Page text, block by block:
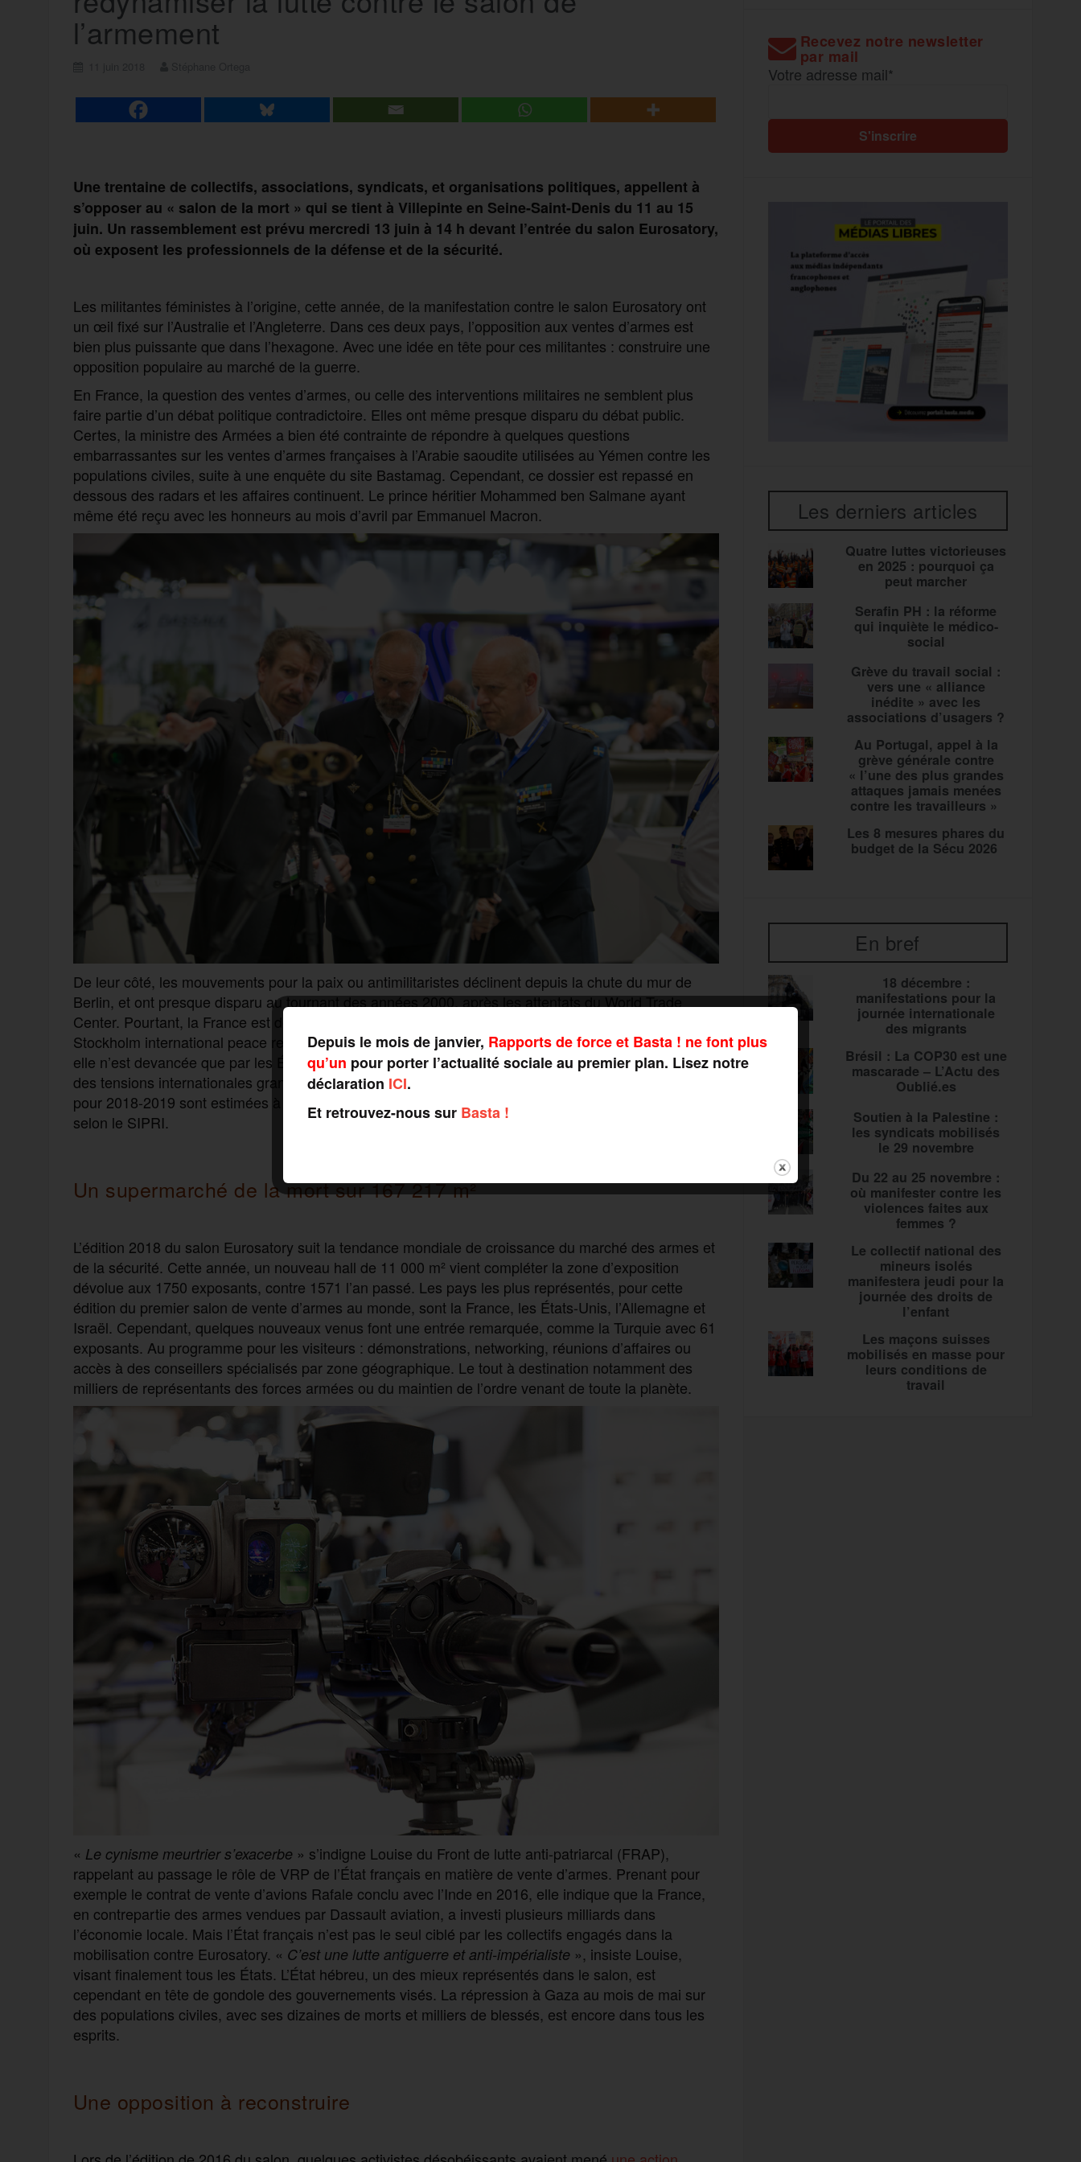
l’armement
Une trentaine de collectifs, associations, syndicats, et organisations politiques, appellent à
s’opposer au « salon de la mort » qui se tient à Villepinte en Seine-Saint-Denis du 11 au 15
juin. Un rassemblement est prévu mercredi 13 juin à 14 h devant l’entrée du salon Eurosatory,
où exposent les professionnels de la défense et de la sécurité.
Les militantes féministes à l’origine, cette année, de la manifestation contre le salon Eurosatory ont
un œil fixé sur l’Australie et l’Angleterre. Dans ces deux pays, l’opposition aux ventes d’armes est
bien plus puissante que dans l’hexagone. Avec une idée en tête pour ces militantes : construire une
opposition populaire au marché de la guerre.
En France, la question des ventes d’armes, ou celle des interventions militaires ne semblent plus
faire partie d’un débat politique contradictoire. Elles ont même presque disparu du débat public.
Certes, la ministre des Armées a bien été contrainte de répondre à quelques questions
embarrassantes sur les ventes d’armes françaises à l’Arabie saoudite utilisées au Yémen contre les
populations civiles, suite à une enquête du site Bastamag. Cependant, ce dossier est repassé en
dessous des radars et les affaires continuent. Le prince héritier Mohammed ben Salmane ayant
même été reçu avec les honneurs au mois d’avril par Emmanuel Macron.
De leur côté, les mouvements pour la paix ou antimilitaristes déclinent depuis la chute du mur de
Berlin, et ont presque disparu au tournant des années 2000, après les attentats du World Trade
Center. Pourtant, la France est devenue la troisième puissance exportatrice d’armes, selon le
Stockholm international peace research institute (SIPRI). Avec 5,2 milliards de dollars d’exportations,
elle n’est devancée que par les États-Unis et la Russie, sur un marché en forte croissance. Signe
des tensions internationales grandissantes, les prévisions de dépenses en armement dans le monde
pour 2018-2019 sont estimées à + 9 %. En 2016, elles totalisaient déjà 549 milliards de dollars,
selon le SIPRI.
Un supermarché de la mort sur 167 217 m²
L’édition 2018 du salon Eurosatory suit la tendance mondiale de croissance du marché des armes et
de la sécurité. Cette année, un nouveau hall de 11 000 m² vient compléter la zone d’exposition
dévolue aux 1750 exposants, contre 1571 l’an passé. Les pays les plus représentés, pour cette
édition du premier salon de vente d’armes au monde, sont la France, les États-Unis, l’Allemagne et
Israël. Cependant, quelques nouveaux venus font une entrée remarquée, comme la Turquie avec 61
exposants. Au programme pour les visiteurs : démonstrations, networking, réunions d’affaires ou
accès à des conseillers spécialisés par zone géographique. Le tout à destination notamment des
milliers de représentants des forces armées ou du maintien de l’ordre venant de toute la planète.
« Le cynisme meurtrier s’exacerbe» s’indigne Louise du Front de lutte anti-patriarcal (FRAP),
rappelant au passage le rôle de VRP de l’État français en matière de vente d’armes. Prenant pour
exemple le contrat de vente d’avions Rafale conclu avec l’Inde en 2016, elle indique que la France,
en contrepartie des armes vendues par Dassault aviation, a investi plusieurs milliards dans
l’économie locale. Mais l’État français n’est pas le seul ciblé par les collectifs engagés dans la
mobilisation contre Eurosatory. « C’est une lutte antiguerre et anti-impérialiste», insiste Louise,
visant finalement tous les États. L’État hébreu, un des mieux représentés dans le salon, est
cependant en tête de gondole des gouvernements visés. La répression à Gaza au mois de mai sur
des populations civiles, avec ses dizaines de morts et milliers de blessés, est encore dans tous les
esprits.
Une opposition à reconstruire
Recevez notre newsletter
par mail
Votre adresse mail*
Les derniers articles
Quatre luttes victorieuses
en 2025 : pourquoi ça
peut marcher
Serafin PH : la réforme
qui inquiète le médico-
social
Grève du travail social :
vers une « alliance
inédite » avec les
associations d’usagers ?
Au Portugal, appel à la
grève générale contre
« l’une des plus grandes
attaques jamais menées
contre les travailleurs »
Les 8 mesures phares du
budget de la Sécu 2026
En bref
18 décembre :
manifestations pour la
journée internationale
des migrants
Brésil : La COP30 est une
mascarade – L’Actu des
Oublié.es
Soutien à la Palestine :
les syndicats mobilisés
le 29 novembre
Du 22 au 25 novembre :
où manifester contre les
violences faites aux
femmes ?
Le collectif national des
mineurs isolés
manifestera jeudi pour la
journée des droits de
l’enfant
Les maçons suisses
mobilisés en masse pour
leurs conditions de
travail
Depuis le mois de janvier, Rapports de force et Basta ! ne font plus
qu’un pour porter l’actualité sociale au premier plan. Lisez notre
déclaration ICI.
Et retrouvez-nous sur Basta !